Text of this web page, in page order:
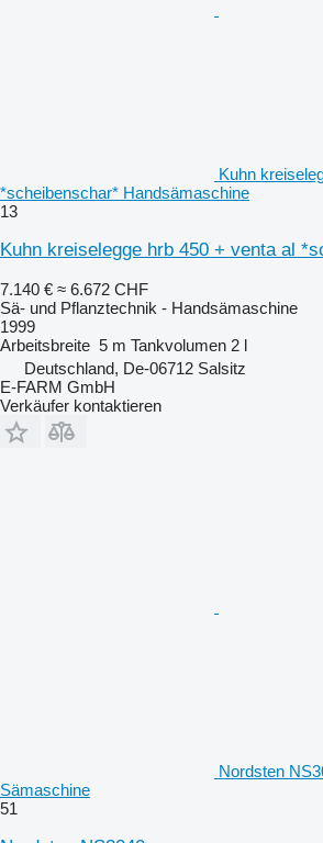
Kuhn
*scheibenschar* Handsämaschine
13
Kuhn kreiselegge hrb 450 + venta al
7.140 € ≈ 6.672 CHF
Sä- und Pflanztechnik - Handsämaschine
1999
Arbeitsbreite 5 m Tankvolumen 2 l
Deutschland, De-06712 Salsitz
E-FARM GmbH
Verkäufer kontaktieren
Nordsten
Sämaschine
51